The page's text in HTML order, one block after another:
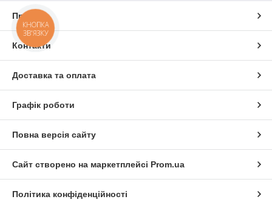
Про нас
Контакти
Доставка та оплата
Графік роботи
Повна версія сайту
Сайт створено на маркетплейсі Prom.ua
Політика конфіденційності
КНОПКА
ЗВ'ЯЗКУ